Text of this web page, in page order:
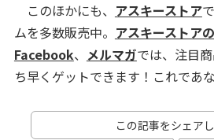
このほかにも、 アスキーストア
ムを多数販売中。 アスキースト
Facebook、 メルマガでは、注目
ち早くゲットできます！これであ
この記事をシェア